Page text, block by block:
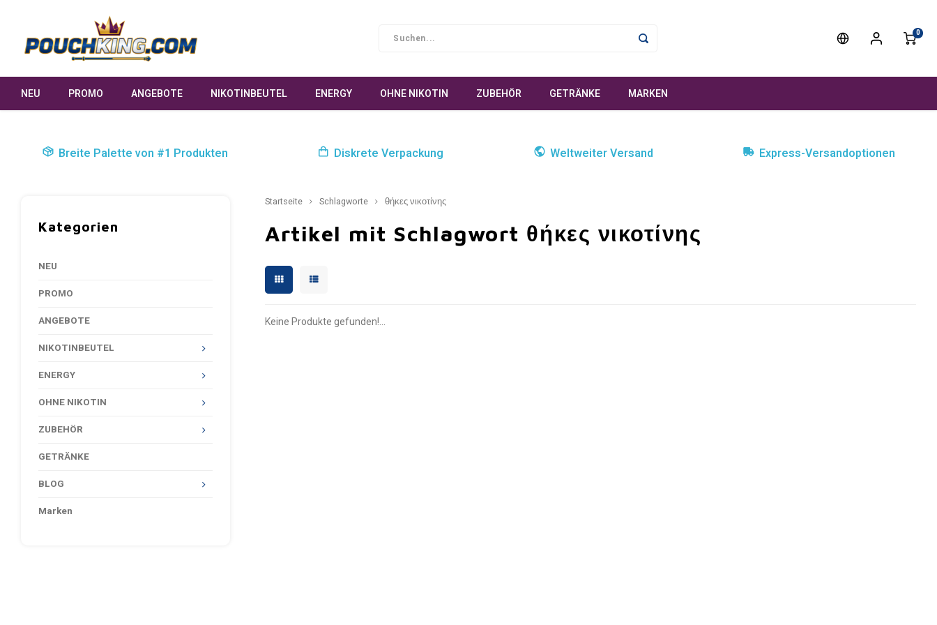
0
NEU PROMO ANGEBOTE NIKOTINBEUTEL ENERGY OHNE NIKOTIN ZUBEHÖR GETRÄNKE MARKEN
Breite Palette von #1 Produkten Diskrete Verpackung Weltweiter Versand Express-Versandoptionen
Kategorien
NEU
PROMO
ANGEBOTE
NIKOTINBEUTEL
ENERGY
OHNE NIKOTIN
ZUBEHÖR
GETRÄNKE
BLOG
Marken
Startseite Schlagworte θήκες νικοτίνης
Artikel mit Schlagwort θήκες νικοτίνης
Keine Produkte gefunden!...